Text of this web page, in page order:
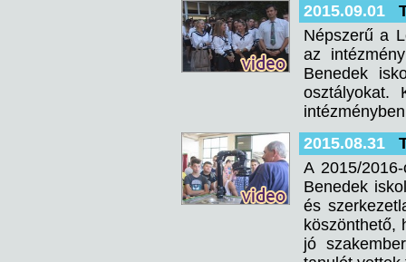
2015.09.01
Népszerű a
az
Benedek
osztályokat.
2015.08.31
A 2015/
Benedek
és
köszönthető,
jó